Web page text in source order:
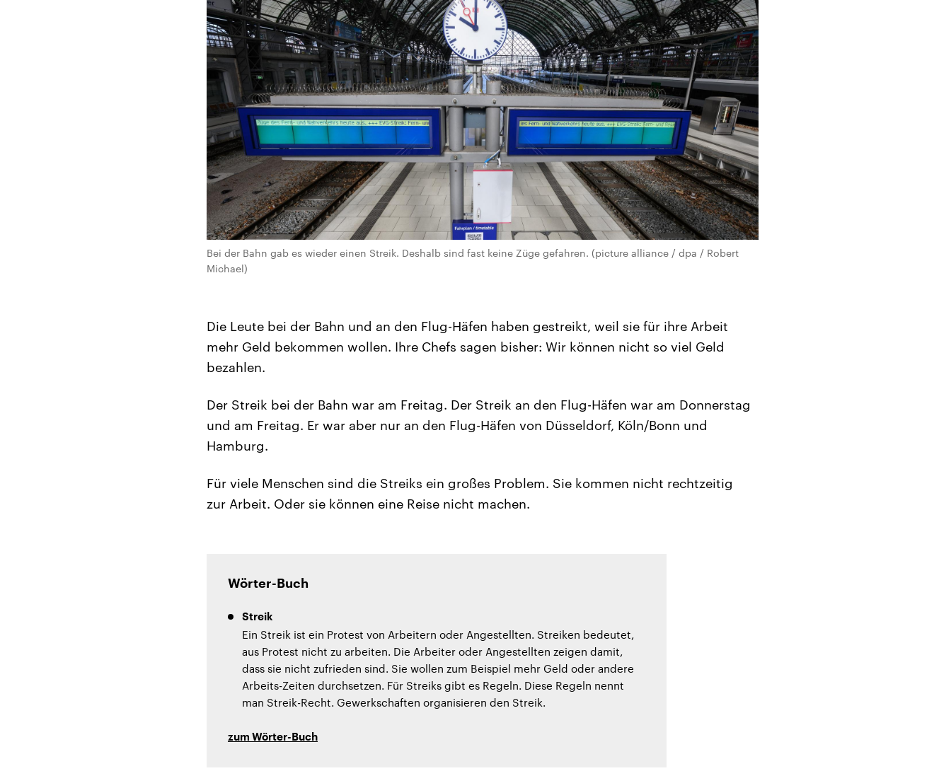
Bei der Bahn gab es wieder einen Streik. Deshalb sind fast keine Züge gefahren. (picture alliance / dpa / Robert
Michael)
Die Leute bei der Bahn und an den Flug-Häfen haben gestreikt, weil sie für ihre Arbeit
mehr Geld bekommen wollen. Ihre Chefs sagen bisher: Wir können nicht so viel Geld
bezahlen.
Der Streik bei der Bahn war am Freitag. Der Streik an den Flug-Häfen war am Donnerstag
und am Freitag. Er war aber nur an den Flug-Häfen von Düsseldorf, Köln/Bonn und
Hamburg.
Für viele Menschen sind die Streiks ein großes Problem. Sie kommen nicht rechtzeitig
zur Arbeit. Oder sie können eine Reise nicht machen.
Wörter-Buch
Streik
Ein Streik ist ein Protest von Arbeitern oder Angestellten. Streiken bedeutet,
aus Protest nicht zu arbeiten. Die Arbeiter oder Angestellten zeigen damit,
dass sie nicht zufrieden sind. Sie wollen zum Beispiel mehr Geld oder andere
Arbeits-Zeiten durchsetzen. Für Streiks gibt es Regeln. Diese Regeln nennt
man Streik-Recht. Gewerkschaften organisieren den Streik.
zum Wörter-Buch